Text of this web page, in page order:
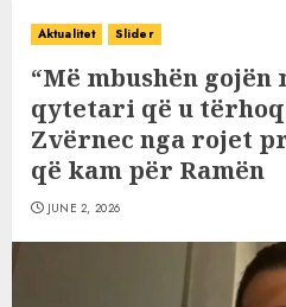
Aktualitet Slider
“Më mbushën gojën
qytetari që u
Zvërnec nga rojet
që kam për Ramën
JUNE 2, 2026